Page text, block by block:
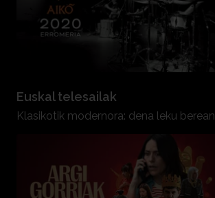
Euskal telesailak
Klasikotik modernora: dena leku berean